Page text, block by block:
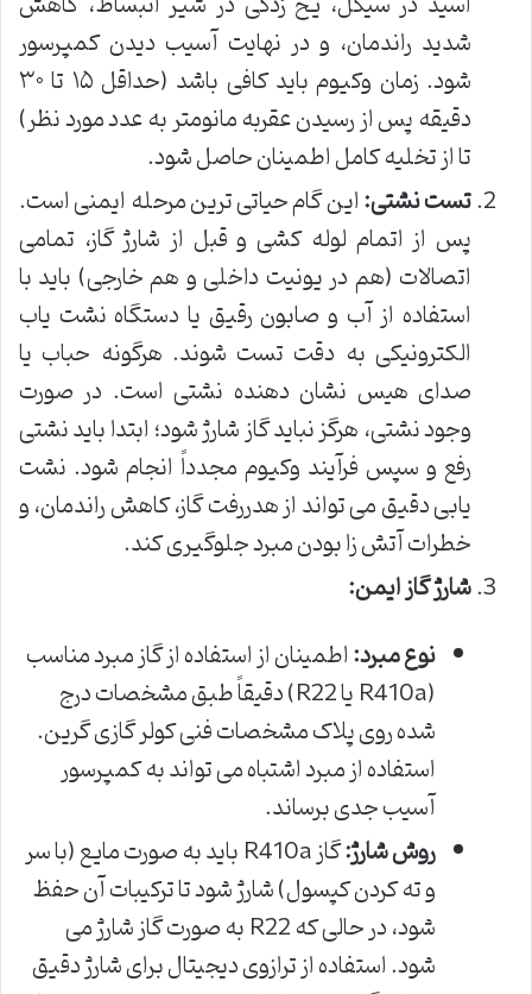
شدید راندمان، و در نهایت آسیب دیدن کمپرسور
شود. زمان وکیوم باید کافی باشد (حداقل ۱۵ تا ۳۰
دقیقه پس از رسیدن عقربه مانومتر به عدد مورد نظر)
تا از تخلیه کامل اطمینان حاصل شود.
تست نشتی:این گام حیاتی ترین مرحله ایمنی است.
پس از اتمام لوله کشی و قبل از شارژ گاز، تمامی
اتصالات (هم در یونیت داخلی و هم خارجی) باید با
استفاده از آب و صابون رقیق یا دستگاه نشت یاب
الکترونیکی به دقت تست شوند. هرگونه حباب یا
صدای هیس نشان دهنده نشتی است. در صورت
وجود نشتی، هرگز نباید گاز شارژ شود؛ ابتدا باید نشتی
رفع و سپس فرآیند وکیوم مجدداً انجام شود. نشت
یابی دقیق می تواند از هدررفت گاز، کاهش راندمان، و
خطرات آتش زا بودن مبرد جلوگیری کند.
شارژ گاز ایمن:
نوع مبرد:اطمینان از استفاده از گاز مبرد مناسب
(R410a یا R22) دقیقاً طبق مشخصات درج
شده روی پلاک مشخصات فنی کولر گازی گرین.
استفاده از مبرد اشتباه می تواند به کمپرسور
آسیب جدی برساند.
روش شارژ:
گاز R410a باید به صورت مایع (با سر
و ته کردن کپسول) شارژ شود تا ترکیبات آن حفظ
شود، در حالی که R22 به صورت گاز شارژ می
شود. استفاده از ترازوی دیجیتال برای شارژ دقیق